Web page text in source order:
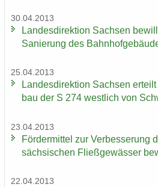
30.04.2013
Lan­des­di­rek­ti­on Sach­sen
Sa­nie­rung des
25.04.2013
Lan­des­di­rek­ti­on Sach­sen
bau der S 274 west­lich von
23.04.2013
För­der­mit­tel zur Ver­bes­se­rung
säch­si­schen Fließ­ge­wäs­ser
22.04.2013